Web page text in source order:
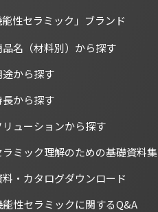
性セラミック」ブランド
品名（材料別）から探す
途から探す
長から探す
リューションから探す
ラミック理解のための基礎資料集
料・カタログダウンロード
能性セラミックに関するQ&A